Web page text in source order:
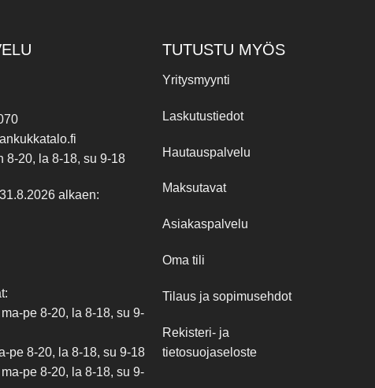
8-20, la 8-18, su 9-18
alkaen:
pe 8-20, la 8-18, su 9-
pe 8-20, la 8-18, su 9-18
pe 8-20, la 8-18, su 9-
TUTUSTU MYÖS
Yritysmyynti
Laskutustiedot
Hautauspalvelu
Maksutavat
Asiakaspalvelu
Oma tili
Tilaus ja sopimusehdot
Rekisteri- ja
tietosuojaseloste